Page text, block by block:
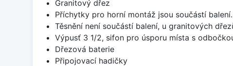
Granitový dřez
Příchytky pro horní montáž jsou součástí
Těsnění není součástí balení, u granitových
Výpusť 3 1/2, sifon pro úsporu místa s
Dřezová baterie
Připojovací hadičky